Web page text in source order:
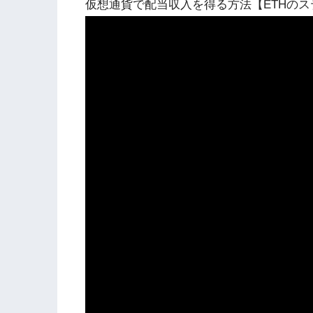
仮想通貨で配当収入を得る方法【ETHのス